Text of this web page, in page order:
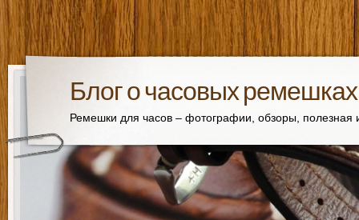
Блог о часовых ремешках
Ремешки для часов – фотографии, обзоры,